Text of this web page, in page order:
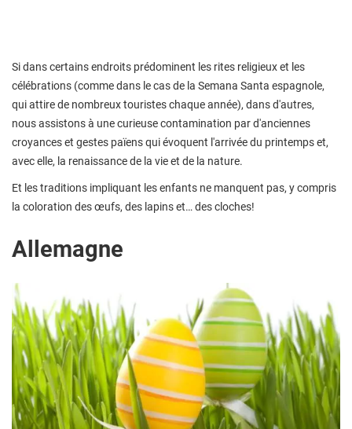
Si dans certains endroits prédominent les rites religieux et les
célébrations (comme dans le cas de la Semana Santa espagnole,
qui attire de nombreux touristes chaque année), dans d'autres,
nous assistons à une curieuse contamination par d'anciennes
croyances et gestes païens qui évoquent l'arrivée du printemps et,
avec elle, la renaissance de la vie et de la nature.
Et les traditions impliquant les enfants ne manquent pas, y compris
la coloration des œufs, des lapins et… des cloches!
Allemagne